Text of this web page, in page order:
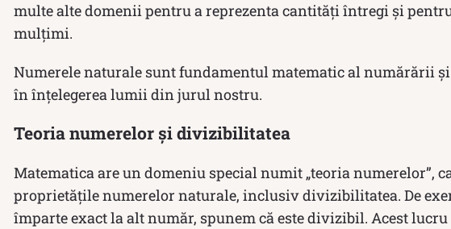
multe alte domenii pentru a reprezenta cantități întregi și
mulțimi.
Numerele naturale sunt fundamentul matematic al numărării
în înțelegerea lumii din jurul nostru.
Teoria numerelor și divizibilitatea
Matematica are un domeniu special numit „teoria numerelor”,
proprietățile numerelor naturale, inclusiv divizibilitatea. De
împarte exact la alt număr, spunem că este divizibil. Acest